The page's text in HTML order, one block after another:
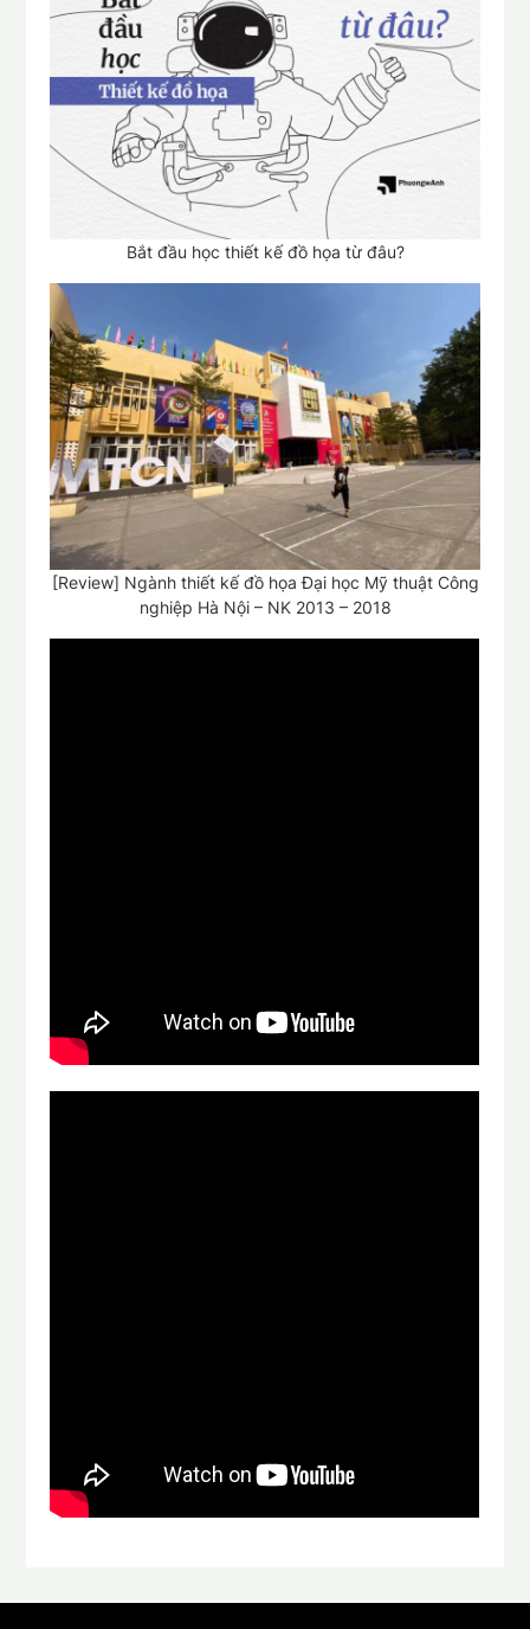
Bắt đầu học thiết kế đồ họa từ đâu?
[Review] Ngành thiết kế đồ họa Đại học Mỹ thuật Công
nghiệp Hà Nội – NK 2013 – 2018